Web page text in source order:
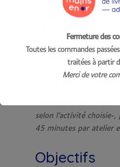
d’ateliers de
• Éveille tes sens
• Lire quand on ne voit
selon l’activité choisie-,
45 minutes par atelier
Objectifs
Fermeture des
Toutes les commandes
traitées à partir
Merci de votre